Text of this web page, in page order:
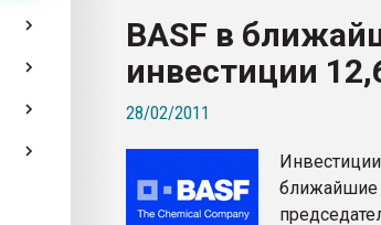
Продам отходы Композиция
поликарбоната и АБС-пластика
Armaloy PC/ABS-1IM черный цвет
BASF в
инвестиции
28/02/2011